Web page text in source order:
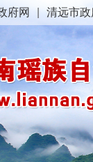
府网 清远市政